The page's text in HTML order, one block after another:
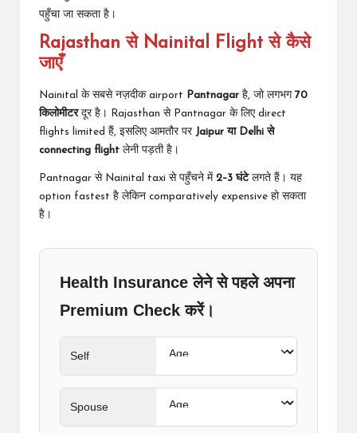
पहुँचा जा सकता है।
Rajasthan से Nainital Flight से कैसे
जाएँ
Nainital के सबसे नज़दीक airport Pantnagar है, जो लगभग 70
किलोमीटरदूर है। Rajasthan से Pantnagar के लिए direct
flights limited हैं, इसलिए आमतौर पर Jaipur या Delhi से
connecting flight लेनी पड़ती है।
Pantnagar से Nainital taxi से पहुँचने में 2–3 घंटेलगते हैं। यह
option fastest है लेकिन comparatively expensive हो सकता
है।
Health Insurance लेने से पहले अपना
Premium Check करें।
Self
Spouse